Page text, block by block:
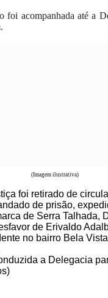
foi acompanhada até a
(Imagem ilustrativa)
foi retirado de
de prisão,
de Serra Talhada,
de Erivaldo
no bairro Bela
a Delegacia